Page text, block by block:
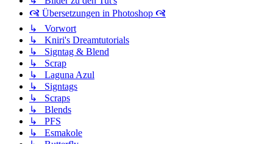
🙧 Übersetzungen in Photoshop 🙧
↳ Vorwort
↳ Kniri's Dreamtutorials
↳ Signtag & Blend
↳ Scrap
↳ Laguna Azul
↳ Signtags
↳ Scraps
↳ Blends
↳ PFS
↳ Esmakole